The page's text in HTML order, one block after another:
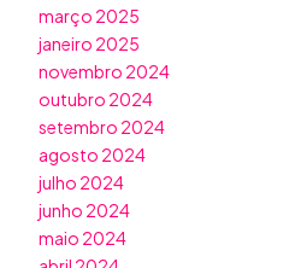
março 2025
janeiro 2025
novembro 2024
outubro 2024
setembro 2024
agosto 2024
julho 2024
junho 2024
maio 2024